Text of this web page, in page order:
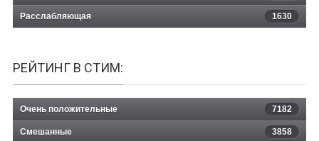
Расслабляющая 1630
РЕЙТИНГ В СТИМ:
Очень положительные 7182
Смешанные 3858